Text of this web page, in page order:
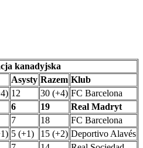
kanadyjska
Asysty Razem Klub
12 30 (+4) FC Barcelona
6 19
Real Madryt
7 18
FC Barcelona
5 (+1) 15 (+2) Deportivo Alavés